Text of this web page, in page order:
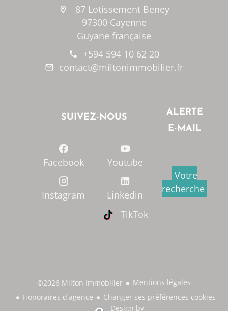
87 Lotissement Beney
97300 Cayenne
Guyane française
+594 594 10 62 20
contact@miltonimmobilier.fr
SUIVEZ-NOUS
Facebook
Instagram
Youtube
Linkedin
TikTok
ALERTE
E-MAIL
Votre
recherche
©2026 Milton Immobilier
Mentions légales
Honoraires d'agence
Changer ses préférences cookies
Design by